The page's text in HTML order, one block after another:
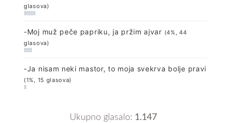
glasova)
-Moj muž peče papriku, ja pržim ajvar (4%, 44
glasova)
-Ja nisam neki mastor, to moja svekrva bolje pravi
(1%, 15 glasova)
Ukupno glasalo: 1.147